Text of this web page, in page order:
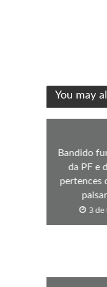
You may
Bandido
da PF e
pertences
3 de